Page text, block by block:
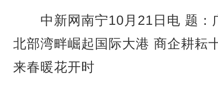
中新网南宁10月21日电 题：
北部湾畔崛起国际大港 商企耕耘
来春暖花开时